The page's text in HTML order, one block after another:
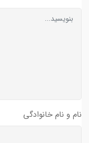
نام و نام خانوادگی